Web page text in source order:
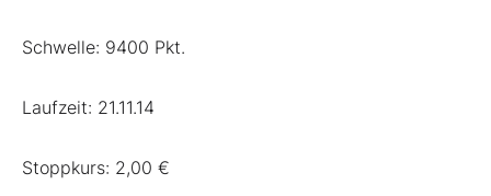
Schwelle: 9400 Pkt.
Laufzeit: 21.11.14
Stoppkurs: 2,00 €